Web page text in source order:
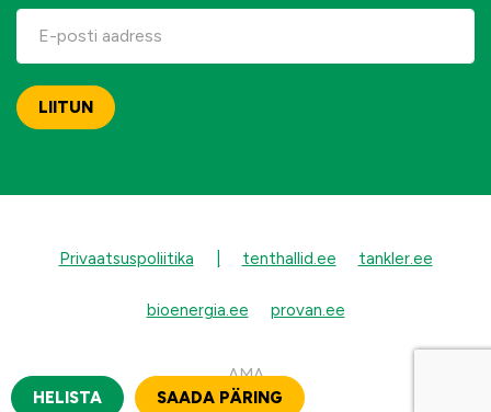
Privaatsuspoliitika tenthallid.ee tankler.ee
bioenergia.ee provan.ee
AMA
HELISTA
SAADA PÄRING